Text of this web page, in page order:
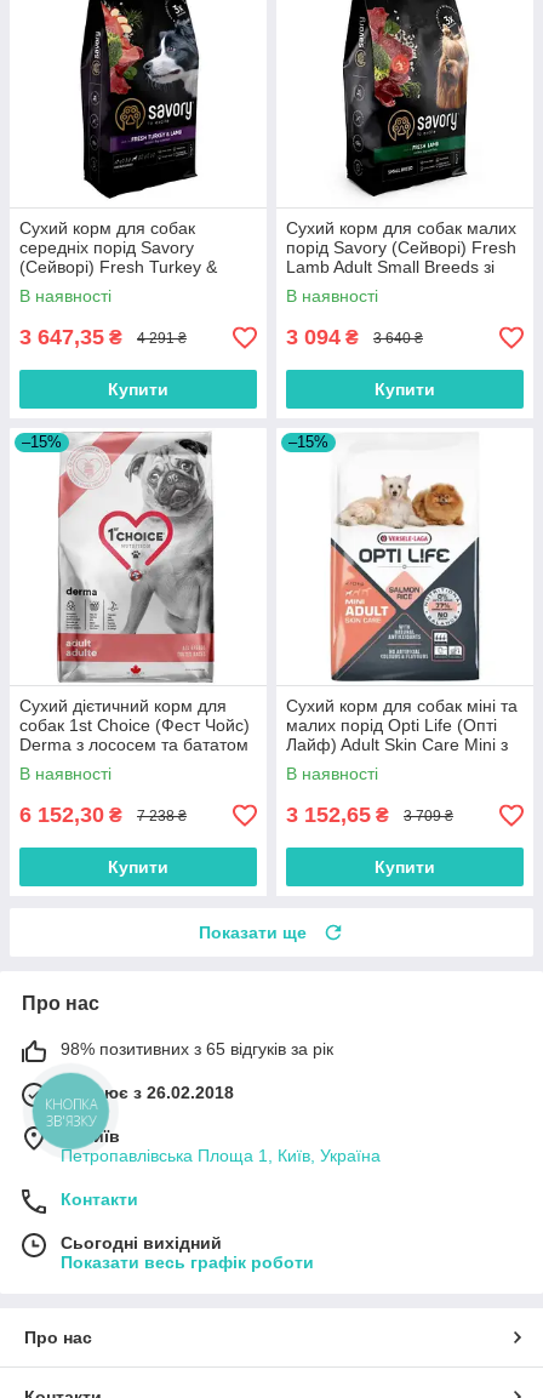
Сухий корм для собак
середніх порід Savory
(Cейворi) Fresh Turkey &
Lamb Adult Medium Breeds зі
свіжим ягням та індичкою 12
кг
В наявності
3 647,35 ₴ 4 291 ₴
Купити
Сухий корм для собак малих
порід Savory (Cейворi) Fresh
Lamb Adult Small Breeds зі
свіжим ягням 8 кг
В наявності
3 094 ₴ 3 640 ₴
Купити
–15%
Сухий дієтичний корм для
собак 1st Choice (Фест Чойс)
Derma з лососем та бататом
12 кг
В наявності
6 152,30 ₴ 7 238 ₴
Купити
–15%
Сухий корм для собак міні та
малих порід Opti Life (Опті
Лайф) Adult Skin Care Mini з
лососем 7.5 кг
В наявності
3 152,65 ₴ 3 709 ₴
Купити
Показати ще
Про нас
98% позитивних з 65 відгуків за рік
Працює з 26.02.2018
м. Київ
Петропавлівська Площа 1, Київ, Україна
Контакти
Сьогодні вихідний
Показати весь графік роботи
Про нас
КНОПКА
ЗВ'ЯЗКУ